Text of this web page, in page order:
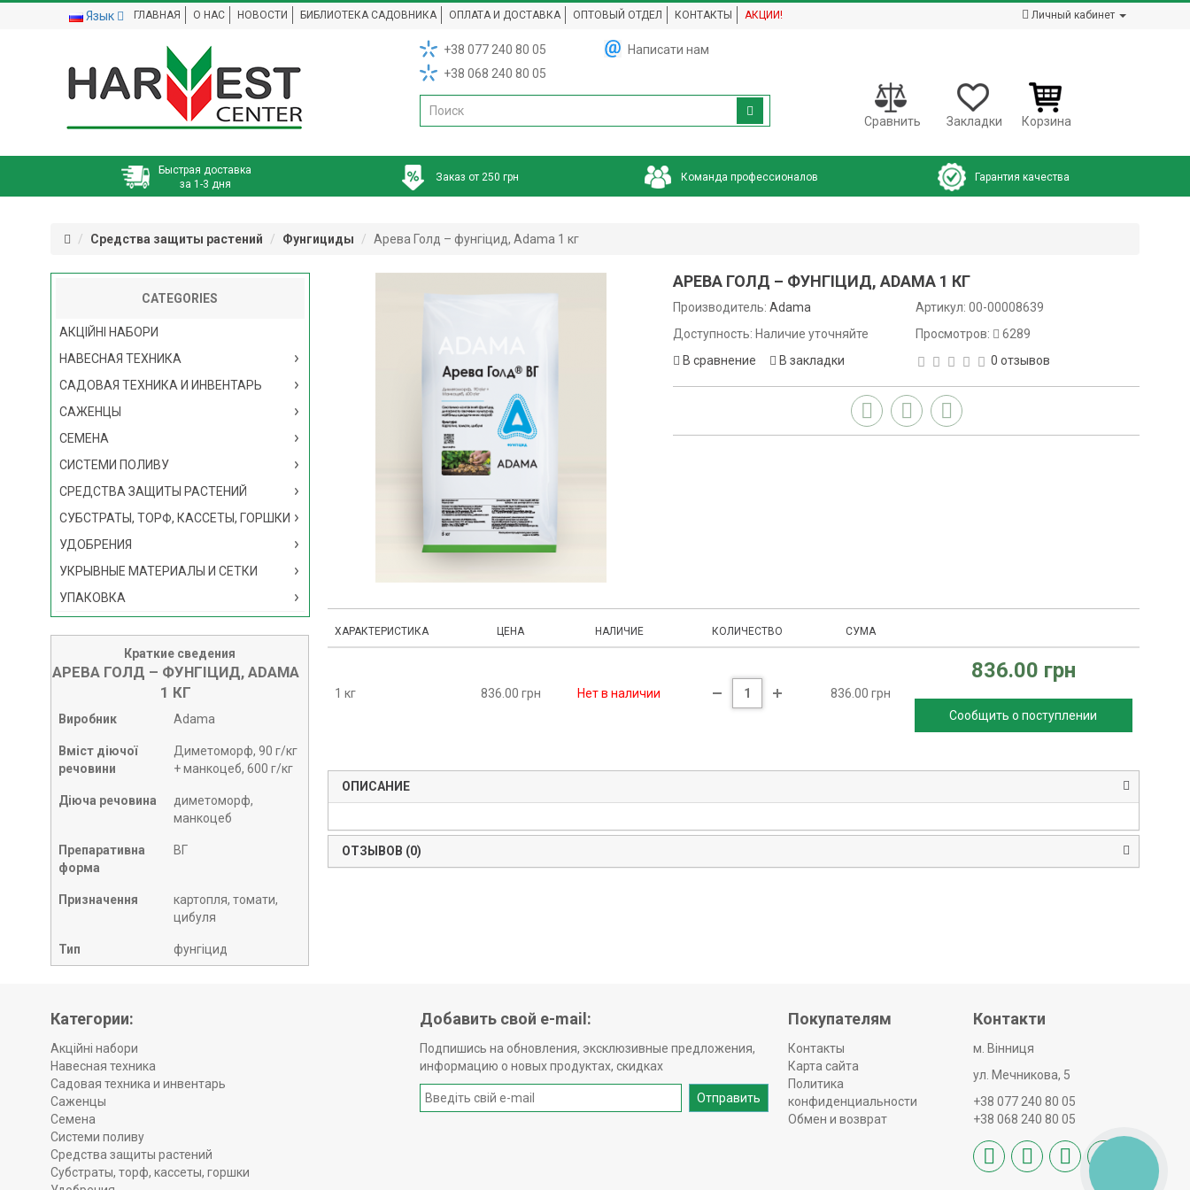
Язык ГЛАВНАЯ О НАС НОВОСТИ БИБЛИОТЕКА САДОВНИКА ОПЛАТА И ДОСТАВКА ОПТОВЫЙ ОТДЕЛ КОНТАКТЫ АКЦИИ! Личный кабинет
+38 077 240 80 05
+38 068 240 80 05
Написати нам
Сравнить Закладки Корзина
Быстрая доставка
за 1-3 дня
Заказ от 250 грн Команда профессионалов Гарантия качества
Средства защиты растений Фунгициды Арева Голд – фунгіцид, Adama 1 кг
CATEGORIES
АКЦІЙНІ НАБОРИ
НАВЕСНАЯ ТЕХНИКА
САДОВАЯ ТЕХНИКА И ИНВЕНТАРЬ
САЖЕНЦЫ
СЕМЕНА
СИСТЕМИ ПОЛИВУ
СРЕДСТВА ЗАЩИТЫ РАСТЕНИЙ
СУБСТРАТЫ, ТОРФ, КАССЕТЫ, ГОРШКИ
УДОБРЕНИЯ
УКРЫВНЫЕ МАТЕРИАЛЫ И СЕТКИ
УПАКОВКА
Краткие сведения
АРЕВА ГОЛД – ФУНГІЦИД, ADAMA
1 КГ
Виробник Adama
Вміст діючої
речовини
Диметоморф, 90 г/кг
+ манкоцеб, 600 г/кг
Діюча речовина
диметоморф,
манкоцеб
Препаративна
форма
ВГ
Призначення
картопля, томати,
цибуля
Тип фунгіцид
АРЕВА ГОЛД – ФУНГІЦИД, ADAMA 1 КГ
Производитель:Adama
Доступность: Наличие уточняйте
В сравнение
В закладки
Артикул: 00-00008639
Просмотров:
6289
0 отзывов
ХАРАКТЕРИСТИКА ЦЕНА НАЛИЧИЕ КОЛИЧЕСТВО СУМА
1 кг 836.00 грн Нет в наличии 836.00 грн
836.00 грн
Сообщить о поступлении
ОПИСАНИЕ
ОТЗЫВОВ (0)
Категории:
Акційні набори
Навесная техника
Садовая техника и инвентарь
Саженцы
Семена
Системи поливу
Средства защиты растений
Субстраты, торф, кассеты, горшки
Добавить свой e-mail:
Подпишись на обновления, эксклюзивные предложения,
информацию о новых продуктах, скидках
Отправить
Покупателям
Контакты
Карта сайта
Политика
конфиденциальности
Обмен и возврат
Контакти
м. Вінниця
ул. Мечникова, 5
+38 077 240 80 05
+38 068 240 80 05